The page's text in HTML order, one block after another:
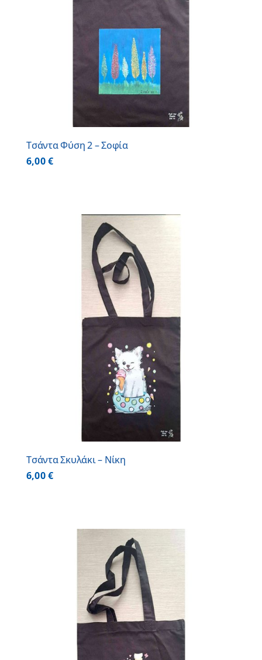
Τσάντα Φύση 2 – Σοφία
6,00€
Τσάντα Σκυλάκι – Νίκη
6,00€